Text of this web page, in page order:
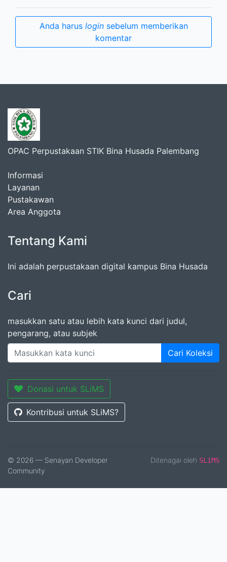
Anda harus loginsebelum memberikan
komentar
OPAC Perpustakaan STIK Bina Husada Palembang
Informasi
Layanan
Pustakawan
Area Anggota
Tentang Kami
Ini adalah perpustakaan digital kampus Bina Husada
Cari
masukkan satu atau lebih kata kunci dari judul,
pengarang, atau subjek
Cari Koleksi
Donasi untuk SLiMS
Kontribusi untuk SLiMS?
© 2026 — Senayan Developer
Community
Ditenagai oleh SLiMS